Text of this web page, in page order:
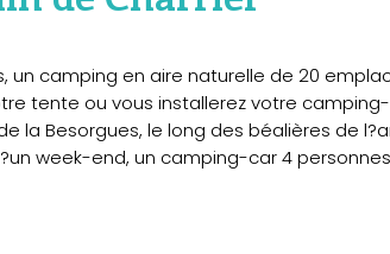
un camping en aire naturelle de 20
tente ou vous installerez votre
la Besorgues, le long des béalières de
week-end, un camping-car 4